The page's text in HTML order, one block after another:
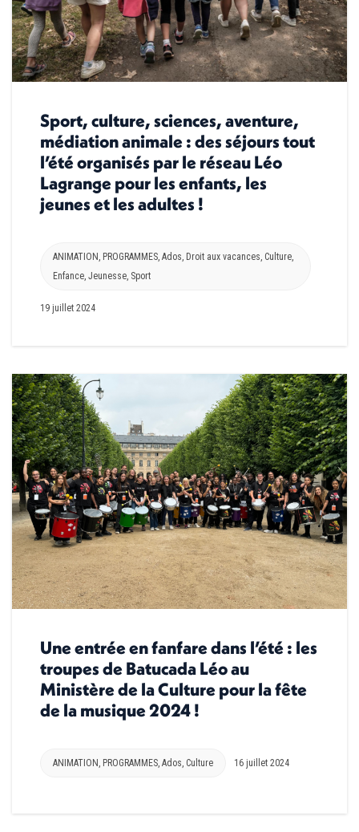
Sport, culture, sciences, aventure,
médiation animale : des séjours tout
l’été organisés par le réseau Léo
Lagrange pour les enfants, les
jeunes et les adultes !
ANIMATION , PROGRAMMES, Ados, Droit aux vacances, Culture,
Enfance, Jeunesse, Sport
19 juillet 2024
Une entrée en fanfare dans l’été : les
troupes de Batucada Léo au
Ministère de la Culture pour la fête
de la musique 2024 !
ANIMATION PROGRAMMES Ados Culture 16 juillet 2024